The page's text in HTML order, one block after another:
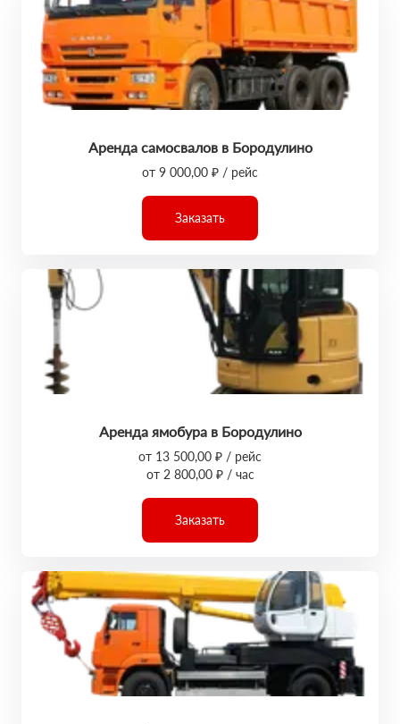
Аренда самосвалов в Бородулино
от 9 000,00 ₽ / рейс
Заказать
Аренда ямобура в Бородулино
от 13 500,00 ₽ / рейс
от 2 800,00 ₽ / час
Заказать